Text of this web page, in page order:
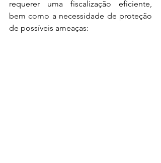
requerer uma fiscalização eficiente,
bem como a necessidade de proteção
de possíveis ameaças: